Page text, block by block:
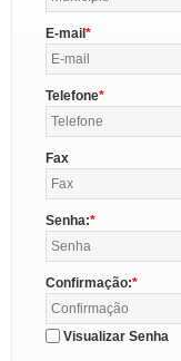
E-mail
Telefone
Fax
Senha:
Confirmação:
Visualizar Senha